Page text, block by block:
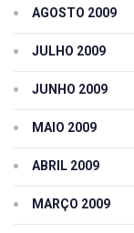
AGOSTO 2009
JULHO 2009
JUNHO 2009
MAIO 2009
ABRIL 2009
MARÇO 2009